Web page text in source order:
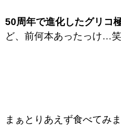
50周年で進化したグリコ
ど、前何本あったっけ…笑
まぁとりあえず食べてみま